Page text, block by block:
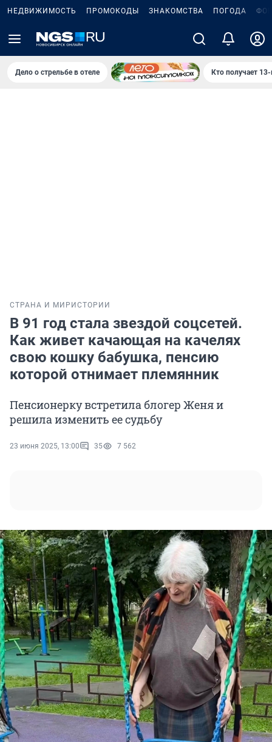
НЕДВИЖИМОСТЬ ПРОМОКОДЫ ЗНАКОМСТВА ПОГОДА
Дело о стрельбе в отеле Кто получает
СТРАНА И МИР ИСТОРИИ
В 91 год стала звездой соцсетей.
Как живет качающая на качелях
свою кошку бабушка, пенсию
которой отнимает племянник
Пенсионерку встретила блогер Женя и
решила изменить ее судьбу
23 июня 2025, 13:00 35 7 562